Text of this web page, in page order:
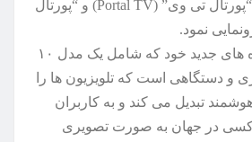
به “پورتال” (Portal)، “پورتال تی وی” (Portal TV) و “پورتال
این شرکت از دستگاه های جدید خود که شامل یک مدل ۱۰
و دستگاهی است که تلویزیون ها را
تبدیل می کند و به کاربران
کسی در جهان به صورت تصویری